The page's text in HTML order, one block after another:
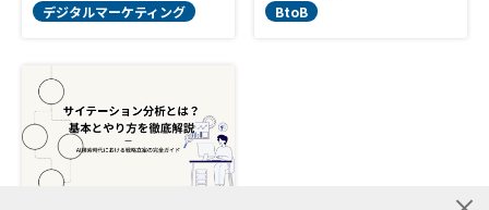
デジタルマーケティング BtoB